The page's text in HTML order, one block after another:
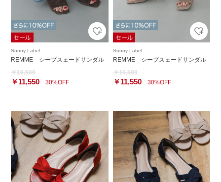
Sonny Label
REMME シープスェードサンダル
￥16,500
￥11,550 30%OFF
Sonny Label
REMME シープスェードサンダル
￥16,500
￥11,55030%OFF